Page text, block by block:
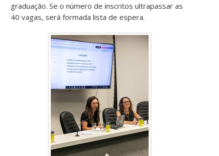
graduação. Se o número de inscritos ultrapassar as
40 vagas, será formada lista de espera.